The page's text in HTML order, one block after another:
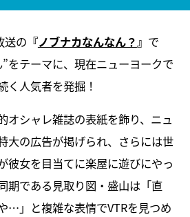
送の 『ノブナカなんなん？ 』 で
をテーマに、現在ニューヨークで
く人気者を発掘！
オシャレ雑誌の表紙を飾り、ニュ
大の広告が掲げられ、さらには世
彼女を目当てに楽屋に遊びにやっ
期である見取り図・盛山は「直
…」と複雑な表情でVTRを見つめ